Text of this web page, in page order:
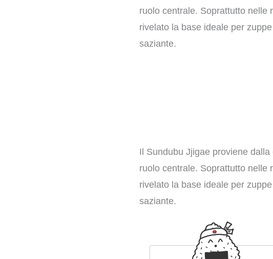
ruolo centrale. Soprattutto nelle
rivelato la base ideale per
saziante.
Il Sundubu Jjigae proviene
ruolo centrale. Soprattutto nelle
rivelato la base ideale per
saziante.